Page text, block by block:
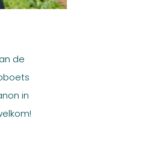
de
in